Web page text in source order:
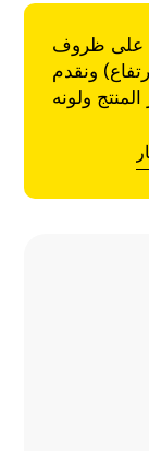
على ظروف
ونقدم